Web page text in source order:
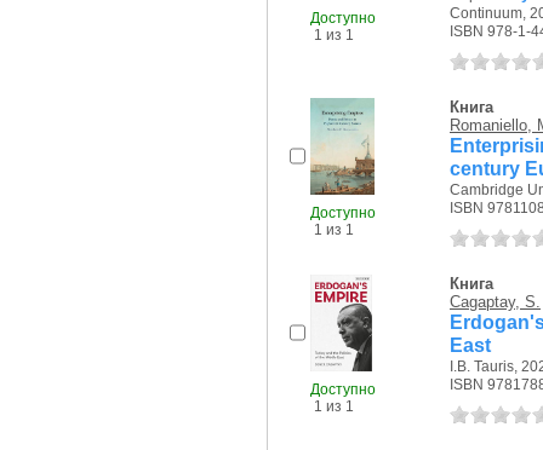
Доступно
1 из 1
Continuum,
ISBN 978-1-
Доступно
1 из 1
Книга
Romaniello,
century
Cambridge
ISBN
Доступно
1 из 1
Книга
Cagaptay, S.
East
I.B. Tauris,
ISBN